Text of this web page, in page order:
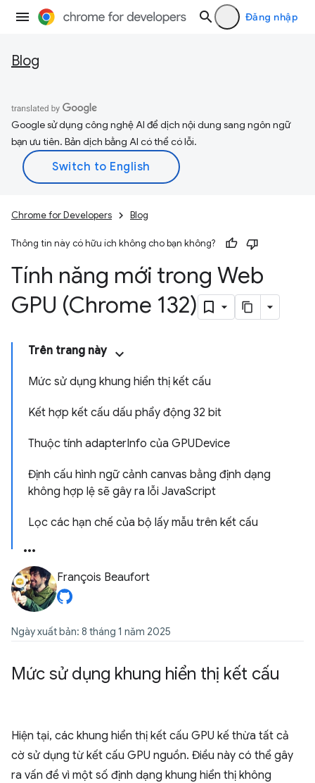
Đăng nhập
Blog
Google sử dụng công nghệ AI để dịch nội dung sang ngôn ngữ
bạn ưu tiên. Bản dịch bằng AI có thể có lỗi.
Chrome for Developers Blog
Thông tin này có hữu ích không cho bạn không?
Tính năng mới trong Web
GPU (Chrome 132)
Trên trang này
Mức sử dụng khung hiển thị kết cấu
Kết hợp kết cấu dấu phẩy động 32 bit
Thuộc tính adapterInfo của GPUDevice
Định cấu hình ngữ cảnh canvas bằng định dạng
không hợp lệ sẽ gây ra lỗi JavaScript
Lọc các hạn chế của bộ lấy mẫu trên kết cấu
François Beaufort
Ngày xuất bản: 8 tháng 1 năm 2025
Mức sử dụng khung hiển thị kết cấu
Hiện tại, các khung hiển thị kết cấu GPU kế thừa tất cả
cờ sử dụng từ kết cấu GPU nguồn. Điều này có thể gây
ra vấn đề vì một số định dạng khung hiển thị không